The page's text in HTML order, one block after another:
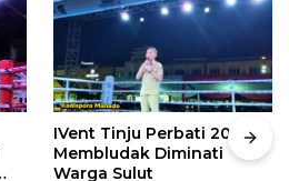
IVent Tinju Perbati 2026
Membludak Diminati
Warga Sulut